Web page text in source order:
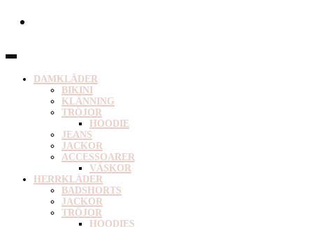
DAMKLÄDER
BIKINI
KLÄNNING
TRÖJOR
HOODIE
JEANS
JACKOR
ACCESSOARER
VÄSKOR
HERRKLÄDER
BADSHORTS
JACKOR
TRÖJOR
HOODIES